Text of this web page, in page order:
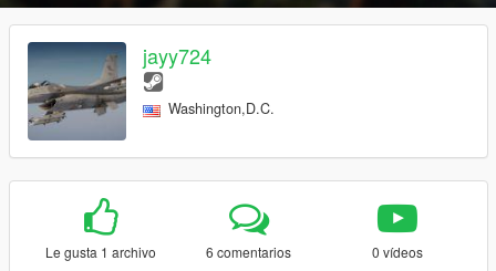
jayy724
Washington,D.C.
Le gusta 1 archivo 6 comentarios 0 vídeos